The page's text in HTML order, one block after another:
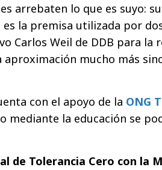
arrebaten lo que es suyo:
la premisa utilizada por
Carlos Weil de DDB para la
aproximación mucho más
con el apoyo de la ONG
mediante la educación se
de Tolerancia Cero con la